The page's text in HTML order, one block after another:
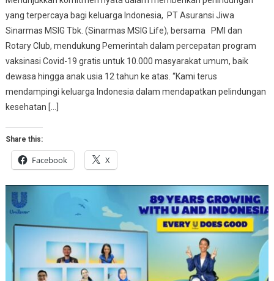
yang terpercaya bagi keluarga Indonesia, PT Asuransi Jiwa
Sinarmas MSIG Tbk. (Sinarmas MSIG Life), bersama PMI dan
Rotary Club, mendukung Pemerintah dalam percepatan program
vaksinasi Covid-19 gratis untuk 10.000 masyarakat umum, baik
dewasa hingga anak usia 12 tahun ke atas. “Kami terus
mendampingi keluarga Indonesia dalam mendapatkan pelindungan
kesehatan […]
Share this:
Facebook X